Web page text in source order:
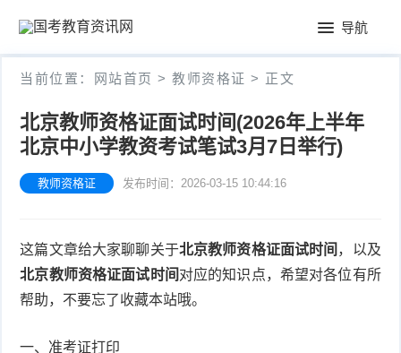
导航
页
公
当前位置： 网站首页 >教师资格证 > 正文
北京教师资格证面试时间(2026年上半年
北京中小学教资考试笔试3月7日举行)
教师资格证 发布时间：2026-03-15 10:44:16
这篇文章给大家聊聊关于北京教师资格证面试时间 ，以及
北京教师资格证面试时间 对应的知识点，希望对各位有所
帮助，不要忘了收藏本站哦。
一、准考证打印